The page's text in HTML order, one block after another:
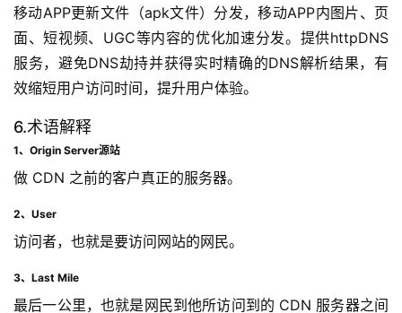
移动APP更新文件（apk文件）分发，移动APP内图片、页
面、短视频、UGC等内容的优化加速分发。提供httpDNS
服务，避免DNS劫持并获得实时精确的DNS解析结果，有
效缩短用户访问时间，提升用户体验。
6.术语解释
1、Origin Server源站
做 CDN 之前的客户真正的服务器。
2、User
访问者，也就是要访问网站的网民。
3、Last Mile
最后一公里，也就是网民到他所访问到的 CDN 服务器之间